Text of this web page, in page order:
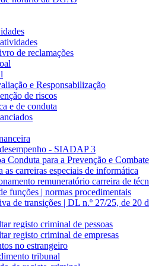
de reclamações
e Responsabilização
de riscos
e de conduta
- SIADAP 3
Conduta para a Prevenção e
as carreiras especiais de informática
remuneratório carreira de
funções | normas procedimentais
de transições | DL n.º 27/25, de 20
registo criminal de pessoas
registo criminal de empresas
no estrangeiro
tribunal